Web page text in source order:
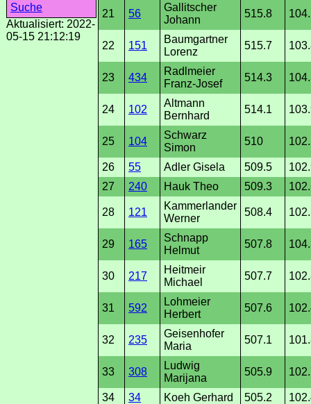
Suche
Aktualisiert: 2022-
05-15 21:12:19
21 56
Gallitscher
Johann
515.8
22 151
Baumgartner
Lorenz
515.7
23 434
Radlmeier
Franz-Josef
514.3
24 102
Altmann
Bernhard
514.1
25 104
Schwarz
Simon
510
26 55 Adler Gisela 509.5
27
240 Hauk Theo 509.3
28 121
Kammerlander
Werner
508.4
29 165
Schnapp
Helmut
507.8
30 217
Heitmeir
Michael
507.7
31 592
Lohmeier
Herbert
507.6
32 235
Geisenhofer
Maria
507.1
33 308
Ludwig
Marijana
505.9
34 34 Koeh Gerhard 505.2